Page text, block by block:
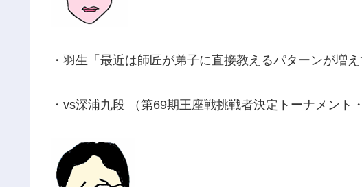
・羽生「最近は師匠が弟子に直接教えるパターンが増
・vs深浦九段 （第69期王座戦挑戦者決定トーナメント